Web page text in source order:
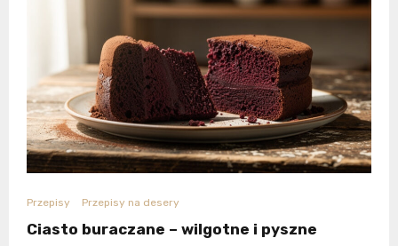
Przepisy Przepisy na desery
Ciasto buraczane – wilgotne i pyszne